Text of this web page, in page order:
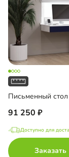
91 250
Доступно для
Заказать